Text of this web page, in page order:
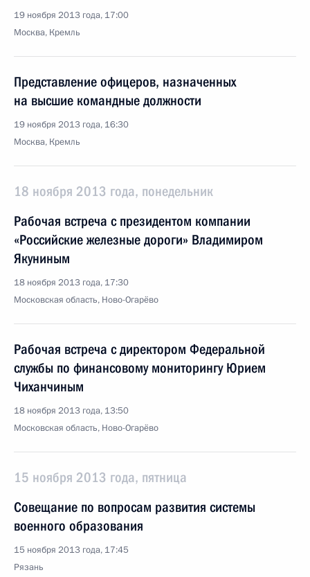
19 ноября 2013 года, 17:00
Москва, Кремль
Представление офицеров, назначенных
на высшие командные должности
19 ноября 2013 года, 16:30
Москва, Кремль
18 ноября 2013 года, понедельник
Рабочая встреча с президентом компании
«Российские железные дороги» Владимиром
Якуниным
18 ноября 2013 года, 17:30
Московская область, Ново-Огарёво
Рабочая встреча с директором Федеральной
службы по финансовому мониторингу Юрием
Чиханчиным
18 ноября 2013 года, 13:50
Московская область, Ново-Огарёво
15 ноября 2013 года, пятница
Совещание по вопросам развития системы
военного образования
15 ноября 2013 года, 17:45
Рязань